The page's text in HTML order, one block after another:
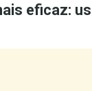
eficaz: